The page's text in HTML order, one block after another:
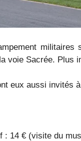
militaires
voie Sacrée. Plus
eux aussi invités
: 14 € (visite du